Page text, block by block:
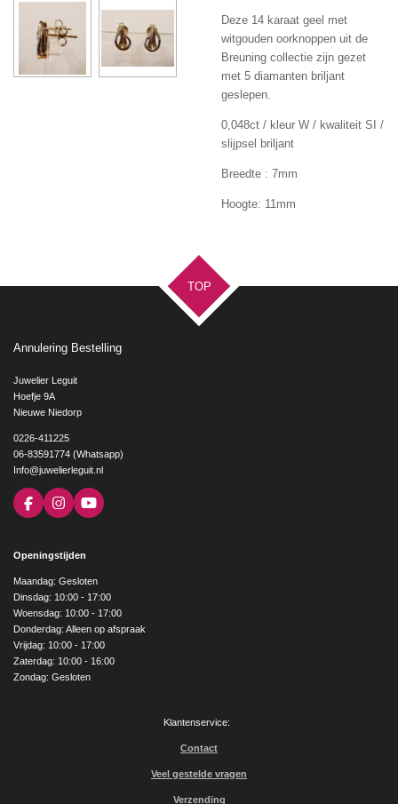
Deze 14 karaat geel met
witgouden oorknoppen uit de
Breuning collectie zijn gezet
met 5 diamanten briljant
geslepen.
0,048ct / kleur W / kwaliteit SI /
slijpsel briljant
Breedte : 7mm
Hoogte: 11mm
TOP
Annulering Bestelling
Juwelier Leguit
Hoefje 9A
Nieuwe Niedorp
0226-411225
06-83591774 (Whatsapp)
Info@juwelierleguit.nl
F
a
b
o
k
I
n
a
g
r
a
m
Y
o
e
Openingstijden
Maandag: Gesloten
Dinsdag: 10:00 - 17:00
Woensdag: 10:00 - 17:00
Donderdag: Alleen op afspraak
Vrijdag: 10:00 - 17:00
Zaterdag: 10:00 - 16:00
Zondag: Gesloten
Klantenservice:
Contact
Veel gestelde vragen
Verzending